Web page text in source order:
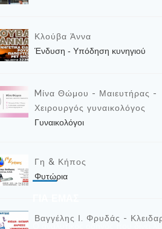
Κλούβα Άννα
Ένδυση - Υπόδηση κυνηγιού
Mίνα Θώμου - Μαιευτήρας -
Χειρουργός γυναικολόγος
Γυναικολόγοι
Γη & Κήπος
Φυτώρια
Βαγγέλης Ι. Φρυδάς -
Ο αναλυτικός οδηγός που δίνει